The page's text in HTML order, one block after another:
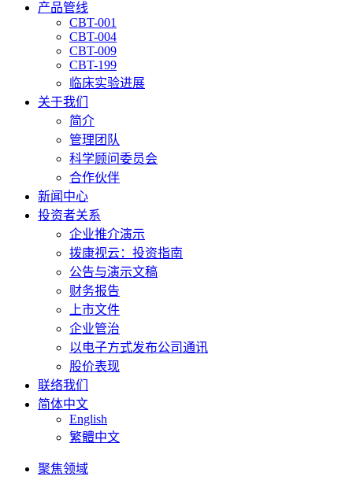
产品管线
CBT-001
CBT-004
CBT-009
CBT-199
临床实验进展
关于我们
简介
管理团队
科学顾问委员会
合作伙伴
新闻中心
投资者关系
企业推介演示
拨康视云：投资指南
公告与演示文稿
财务报告
上市文件
企业管治
以电子方式发布公司通讯
股价表现
联络我们
简体中文
English
繁體中文
聚焦领域